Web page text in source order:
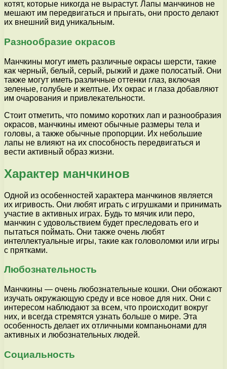
котят, которые никогда не вырастут. Лапы манчкинов не
мешают им передвигаться и прыгать, они просто делают
их внешний вид уникальным.
Разнообразие окрасов
Манчкины могут иметь различные окрасы шерсти, такие
как черный, белый, серый, рыжий и даже полосатый. Они
также могут иметь различные оттенки глаз, включая
зеленые, голубые и желтые. Их окрас и глаза добавляют
им очарования и привлекательности.
Стоит отметить, что помимо коротких лап и разнообразия
окрасов, манчкины имеют обычные размеры тела и
головы, а также обычные пропорции. Их небольшие
лапы не влияют на их способность передвигаться и
вести активный образ жизни.
Характер манчкинов
Одной из особенностей характера манчкинов является
их игривость. Они любят играть с игрушками и принимать
участие в активных играх. Будь то мячик или перо,
манчкин с удовольствием будет преследовать его и
пытаться поймать. Они также очень любят
интеллектуальные игры, такие как головоломки или игры
с прятками.
Любознательность
Манчкины — очень любознательные кошки. Они обожают
изучать окружающую среду и все новое для них. Они с
интересом наблюдают за всем, что происходит вокруг
них, и всегда стремятся узнать больше о мире. Эта
особенность делает их отличными компаньонами для
активных и любознательных людей.
Социальность